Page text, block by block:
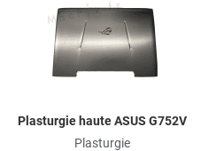
Add to Compare
Quick View
Plasturgie haute ASUS G752V
Plasturgie